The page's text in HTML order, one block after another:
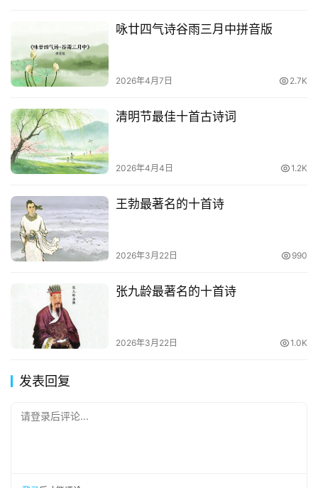
咏廿四气诗谷雨三月中拼音版
2026年4月7日 2.7K
清明节最佳十首古诗词
2026年4月4日 1.2K
王勃最著名的十首诗
2026年3月22日 990
张九龄最著名的十首诗
2026年3月22日 1.0K
发表回复
请登录后评论...